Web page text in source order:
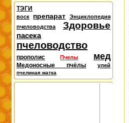
ТЭГИ
воск препарат
Энциклопедия
пчеловодства
Здоровье
пасека
пчеловодство
прополис Пчелы мед
Медоносные пчёлы улей
пчелиная матка